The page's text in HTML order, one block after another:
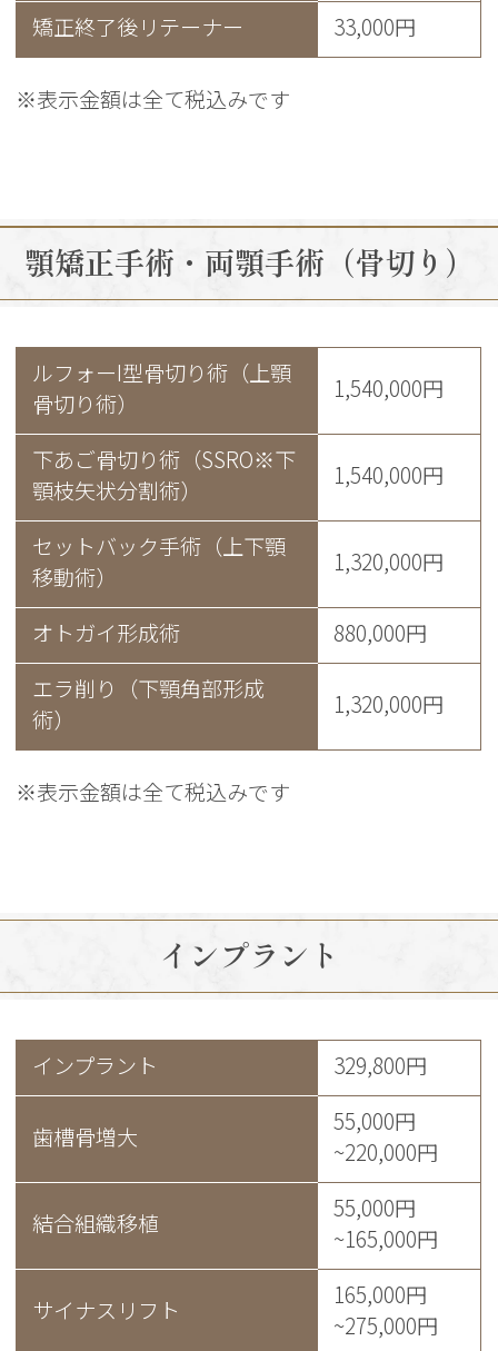
矯正終了後リテーナー 33,000円
※表示金額は全て税込みです
顎矯正手術・両顎手術（骨切り）
ルフォーI型骨切り術（上顎
骨切り術）
1,540,000円
下あご骨切り術（SSRO※下
顎枝矢状分割術）
1,540,000円
セットバック手術（上下顎
移動術）
1,320,000円
オトガイ形成術
880,000円
エラ削り（下顎角部形成
術）
1,320,000円
※表示金額は全て税込みです
インプラント
インプラント 329,800円
歯槽骨増大
55,000円
~220,000円
結合組織移植
55,000円
~165,000円
サイナスリフト
165,000円
~275,000円